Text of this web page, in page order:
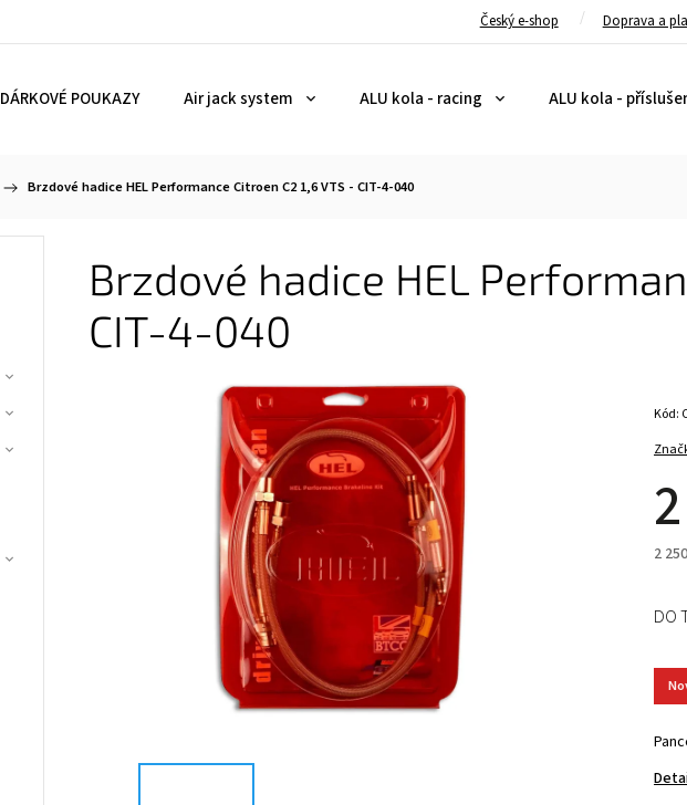
Český e-shop Doprava a
DÁRKOVÉ POUKAZY Air jack system ALU kola - racing ALU kola -
/ Brzdové hadice HEL Performance Citroen C2 1,6 VTS - CIT-4-040
Brzdové hadice HEL
CIT-4-040
2
Kód:
DO